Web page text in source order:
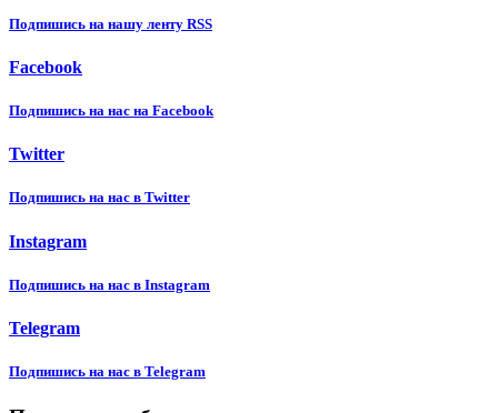
Подпишиcь на нашу ленту RSS
Facebook
Подпишиcь на нас на Facebook
Twitter
Подпишиcь на нас в Twitter
Instagram
Подпишиcь на нас в Instagram
Telegram
Подпишиcь на нас в Telegram